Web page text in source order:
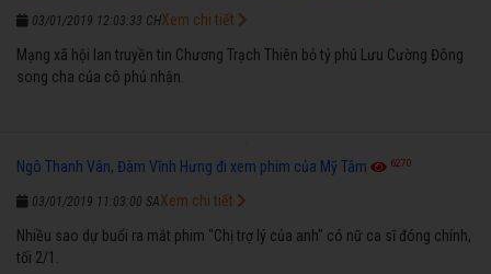
03/01/2019 12:03:33 CH
Mạng xã hội lan truyền tin Chương Trạch Thiên bỏ tỷ phú Lưu Cường Đông
song cha của cô phủ nhận.
Xem chi tiết
Ngô Thanh Vân, Đàm Vĩnh Hưng đi xem phim của Mỹ Tâm 6270
03/01/2019 11:03:00 SA
Nhiều sao dự buổi ra mắt phim "Chị trợ lý của anh" có nữ ca sĩ đóng chính,
tối 2/1.
Xem chi tiết